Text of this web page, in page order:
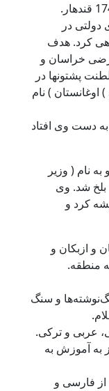
سال ۱۷۴۷ میلادی دولتی در
کرد. هدف
خراسان و
پشتونها در
اوغانستان ) نام
دست وی افتاد
به نام ( وزیر
بلخ شد. وی
کرد و
و ازبکان و
منطقه.
و سنگ
۱۳۴۵ تنها مجاز به آموزش به
از فارسی و